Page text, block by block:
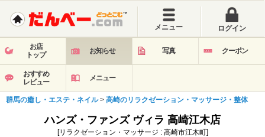
メニュー ログイン
お店
トップ
お知らせ 写真 クーポン
おすすめ
レビュー
メニュー
群馬の癒し・エステ・ネイル> 高崎のリラクゼーション・マッサージ・整体
ハンズ・ファンズ ヴィラ 高崎江木店
[リラクゼーション・マッサージ : 高崎市江木町]